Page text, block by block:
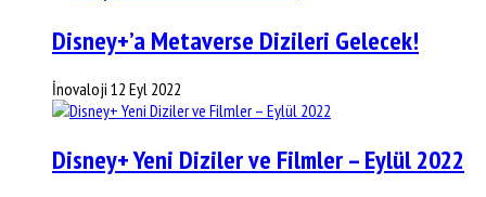
Disney+’a Metaverse Dizileri Gelecek!
İnovaloji 12 Eyl 2022
Disney+ Yeni Diziler ve Filmler – Eylül 2022